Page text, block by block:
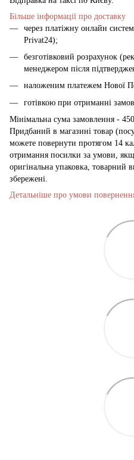
Більше інформації про доставку
через платіжну онлайн
Privat24);
безготівковий розрахунок
менеджером після
наложеним платежем Нової
готівкою при отриманні
Мінімальна сума замовлення -
Придбаний в магазині товар
можете повернути протягом 14
отримання посилки за умови,
оригінальна упаковка, товарний
збережені.
Детальніше про умови